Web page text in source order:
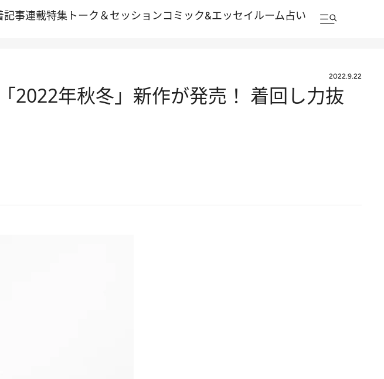
記事連載特集 トーク＆セッションコミック&エッセイルーム占い
2022.9.22
2022年秋冬」新作が発売！ 着回し力抜